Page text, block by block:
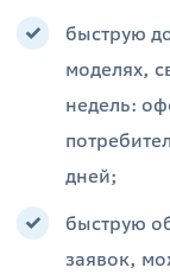
быструю
моделях,
недель:
дней;
быструю
заявок,